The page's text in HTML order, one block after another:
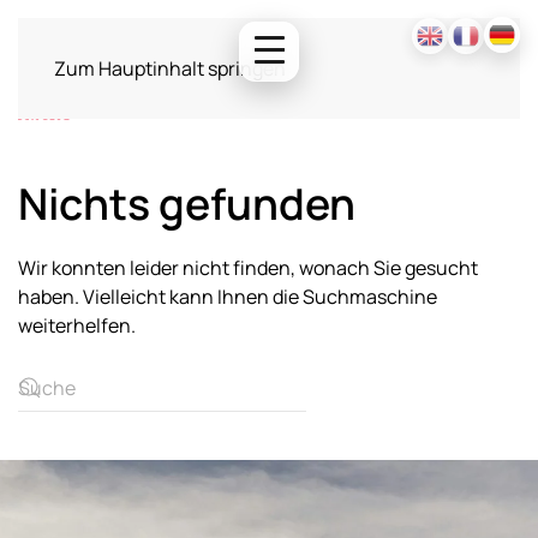
Zum Hauptinhalt springen
Nichts gefunden
Wir konnten leider nicht finden, wonach Sie gesucht
haben. Vielleicht kann Ihnen die Suchmaschine
weiterhelfen.